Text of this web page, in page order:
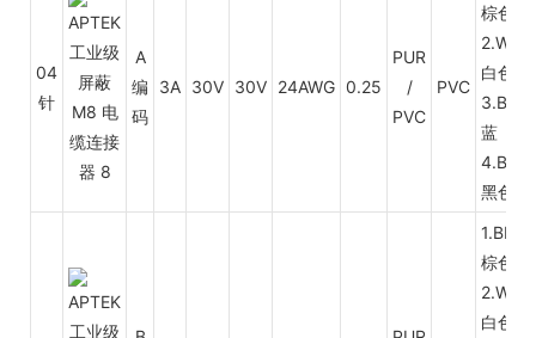
04
针
A
编
码
3A 30V 30V 24AWG 0.25
PUR
/
PVC
PVC
棕色
2.WH
白色
3.BU
蓝
4.BK
黑色
1.BN
棕色
2.WH
白色